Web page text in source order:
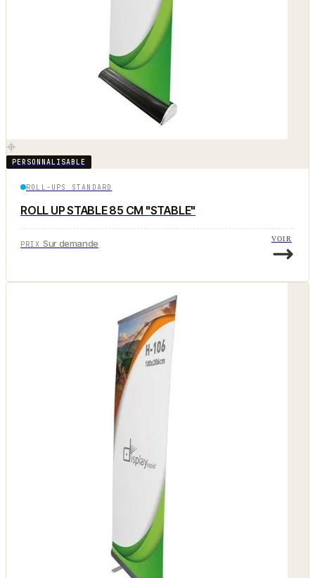
PERSONNALISABLE
ROLL-UPS STANDARD
ROLL UP STABLE 85 CM "STABLE"
PRIX Sur demande VOIR